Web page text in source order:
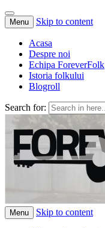
Menu Skip to content
Acasa
Despre noi
Echipa ForeverFolk
Istoria folkului
Blogroll
Search for:
ForeverFolk
Muzica sufletului tau
Menu Skip to content